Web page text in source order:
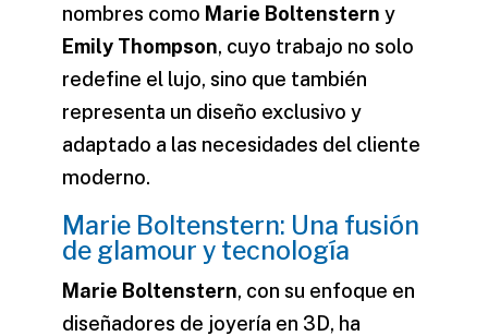
nombres como Marie Boltenstern y
Emily Thompson, cuyo trabajo no solo
redefine el lujo, sino que también
representa un diseño exclusivo y
adaptado a las necesidades del cliente
moderno.
Marie Boltenstern: Una fusión
de glamour y tecnología
Marie Boltenstern, con su enfoque en
diseñadores de joyería en 3D, ha